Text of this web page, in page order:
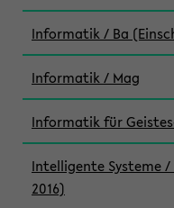
Informatik / Ba
Informatik / Mag
Informatik für
Intelligente Systeme /
2016)